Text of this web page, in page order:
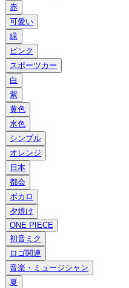
赤
可愛い
緑
ピンク
スポーツカー
白
紫
黄色
水色
シンプル
オレンジ
日本
都会
ボカロ
夕焼け
ONE PIECE
初音ミク
ロゴ関連
音楽・ミュージシャン
夏